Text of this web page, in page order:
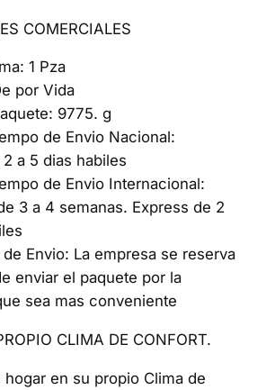
COMERCIALES
1 Pza
por Vida
9775. g
de Envio Nacional:
a 5 dias habiles
de Envio Internacional:
3 a 4 semanas. Express de 2
de Envio: La empresa se reserva
enviar el paquete por la
sea mas conveniente
CLIMA DE CONFORT.
hogar en su propio Clima de